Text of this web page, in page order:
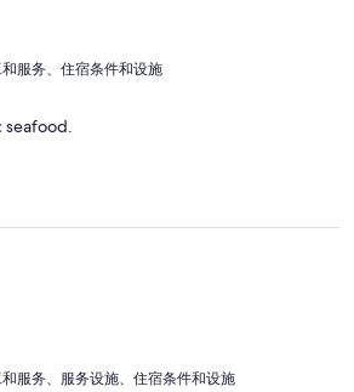
服务、住宿条件和设施
seafood.
服务、服务设施、住宿条件和设施